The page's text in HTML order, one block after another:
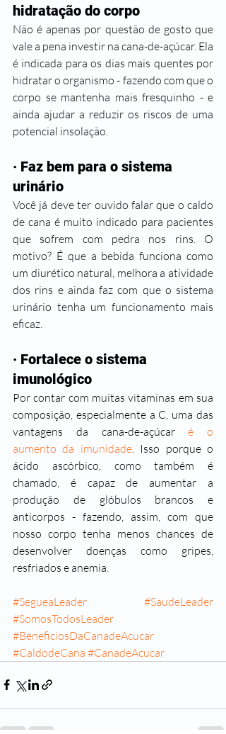
hidratação do corpo
Não é apenas por questão de gosto que
vale a pena investir na cana-de-açúcar. Ela
é indicada para os dias mais quentes por
hidratar o organismo - fazendo com que o
corpo se mantenha mais fresquinho - e
ainda ajudar a reduzir os riscos de uma
potencial insolação.
· Faz bem para o sistema
urinário
Você já deve ter ouvido falar que o caldo
de cana é muito indicado para pacientes
que sofrem com pedra nos rins. O
motivo? É que a bebida funciona como
um diurético natural, melhora a atividade
dos rins e ainda faz com que o sistema
urinário tenha um funcionamento mais
eficaz.
· Fortalece o sistema
imunológico
Por contar com muitas vitaminas em sua
composição, especialmente a C, uma das
vantagens da cana-de-açúcar é o
aumento da imunidade. Isso porque o
ácido ascórbico, como também é
chamado, é capaz de aumentar a
produção de glóbulos brancos e
anticorpos - fazendo, assim, com que
nosso corpo tenha menos chances de
desenvolver doenças como gripes,
resfriados e anemia.
#SegueaLeader
#SaudeLeader
#SomosTodosLeader
#BeneficiosDaCanadeAcucar
#CaldodeCana #CanadeAcucar